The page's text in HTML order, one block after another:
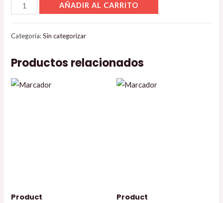
AÑADIR AL CARRITO
Categoría:Sin categorizar
Productos relacionados
Product Product